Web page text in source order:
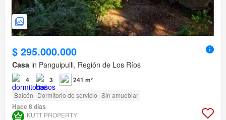
$ 295.000.000
Casa in Panguipulli, Región de Los Ríos
4 3 241 m²
Balcón Dormitorio de servicio Sin amueblar
Hace 8 días
KUTT PROPERTY